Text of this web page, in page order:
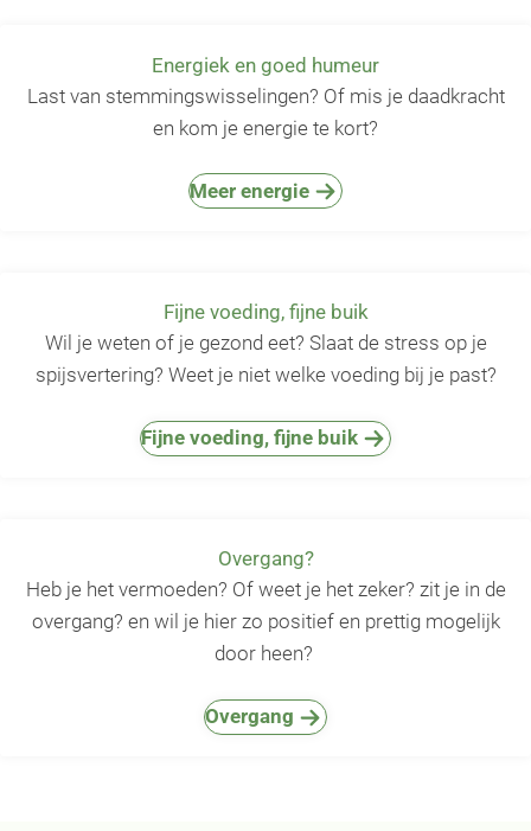
Energiek en goed humeur
Last van stemmingswisselingen? Of mis je daadkracht
en kom je energie te kort?
Meer energie
Fijne voeding, fijne buik
Wil je weten of je gezond eet? Slaat de stress op je
spijsvertering? Weet je niet welke voeding bij je past?
Fijne voeding, fijne buik
Overgang?
Heb je het vermoeden? Of weet je het zeker? zit je in de
overgang? en wil je hier zo positief en prettig mogelijk
door heen?
Overgang